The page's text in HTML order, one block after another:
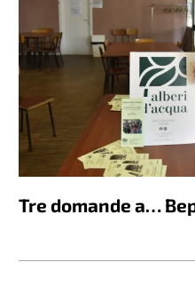
Tre domande a…